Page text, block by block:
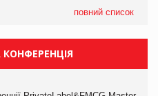
повний список